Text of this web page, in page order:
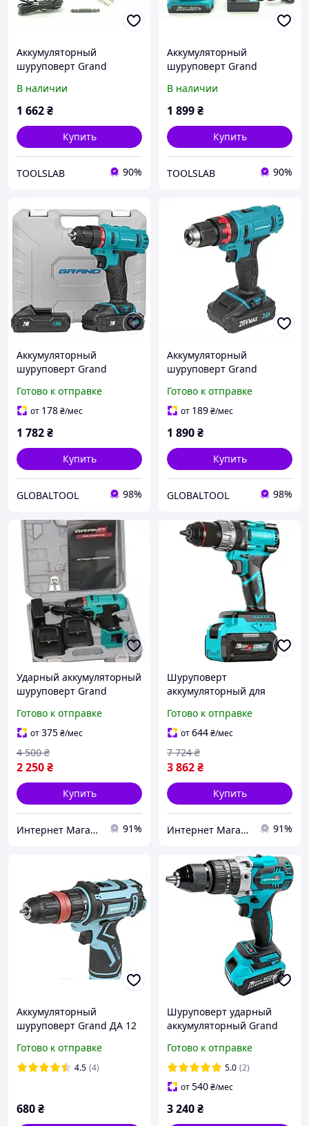
Аккумуляторный
шуруповерт Grand
В наличии
1 662₴
Купить
TOOLSLAB 90%
Аккумуляторный
шуруповерт Grand
battery 2024
В наличии
1 899₴
Купить
TOOLSLAB 90%
Аккумуляторный
шуруповерт Grand
Готово к отправке
от 178₴/мес
1 782₴
Купить
GLOBALTOOL 98%
Аккумуляторный
шуруповерт Grand
Готово к отправке
от 189₴/мес
1 890₴
Купить
GLOBALTOOL 98%
Ударный аккумуляторный
шуруповерт Grand
работы, Хороший дрель
шуруповерт в кейсе, MTS
Готово к отправке
от375₴/мес
2 250₴
4 500 ₴
Купить
Интернет Магазин "StepShop" 91%
Шуруповерт
аккумуляторный для
Grand (Чехия), Ударная
дрель шуруповерт
аккумуляторная, MTS
Готово к отправке
от644₴/мес
3 862₴
7 724 ₴
Купить
Интернет Магазин "StepShop" 91%
Аккумуляторный
шуруповерт Grand ДА 12
Готово к отправке
4.5 (4)
680₴
Шуруповерт ударный
аккумуляторный Grand
(Бесщеточный 20В 4 А\ч)
Готово к отправке
5.0 (2)
от540₴/мес
3 240₴